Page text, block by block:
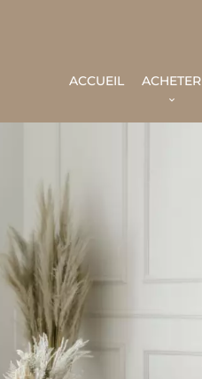
ACCUEIL ACHETER